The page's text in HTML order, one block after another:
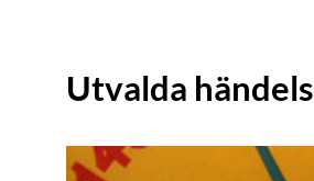
Utvalda